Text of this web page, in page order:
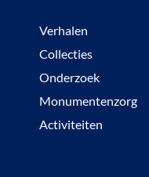
Verhalen
Collecties
Onderzoek
Monumentenzorg
Activiteiten